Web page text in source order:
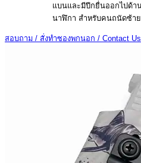
แบนและมีปีกยื่นออกไปด้า
นาฬิกา สำหรับคนถนัดซ้าย
สอบถาม / สั่งทำซองพกนอก / Contact Us